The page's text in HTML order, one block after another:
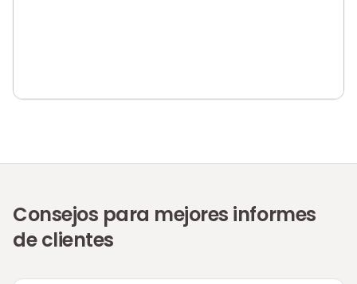
Consejos para mejores informes
de clientes